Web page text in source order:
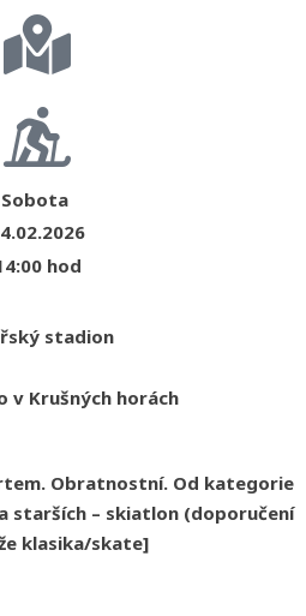
Sobota
hod
stadion
v Krušných horách
Obratnostní. Od kategorie
starších – skiatlon (doporučení
klasika/skate]